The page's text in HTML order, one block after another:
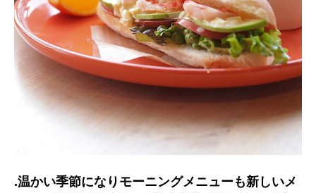
.温かい季節になりモーニングメニューも新しいメ